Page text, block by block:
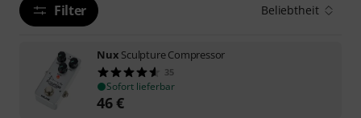
Filter Beliebtheit
Nux Sculpture Compressor
35
Sofort lieferbar
46€